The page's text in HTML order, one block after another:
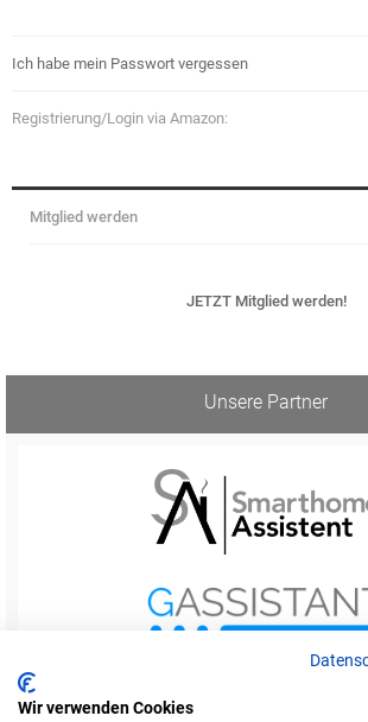
Ich habe mein Passwort vergessen
Registrierung/Login via Amazon:
Mitglied werden
JETZT Mitglied werden!
Unsere Partner
Wir verwenden Cookies